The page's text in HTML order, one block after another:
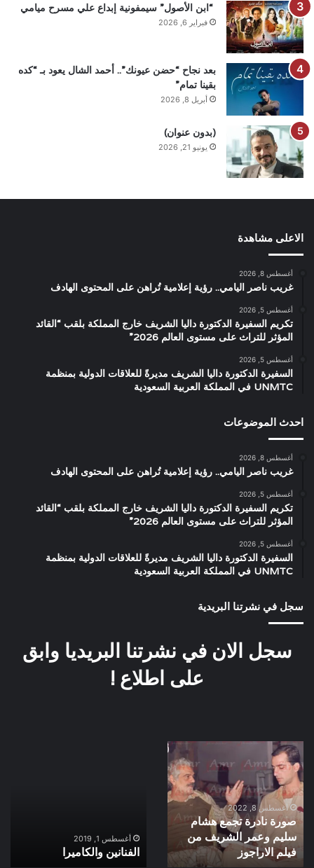
“ابن الأصول” سيمفونية إبداع علي مسرح ميامي
فبراير 6, 2026
بعد نجاح “حضن عيونك”.. أحمد الشال يعود بـ “كده
بقينا تمام”
أبريل 8, 2026
(بدون عنوان)
يونيو 21, 2026
الاعلى مشاهدة
أغسطس 8, 2026
غريب ناصر اليامي.. رؤية إعلامية تُراهن على المحتوى الهادف
أغسطس 5, 2026
تكريم السفيرة الدكتورة داليا الشريف خارج المملكة بلقب “القائد
المؤثر للتراث على مستوى العالم 2026”
أغسطس 5, 2026
السفيرة الدكتورة داليا الشريف مديرةً للعلاقات الدولية بمنظمة
UNMTC في المملكة العربية السعودية
احدث الموضوعات
أغسطس 8, 2026
غريب ناصر اليامي.. رؤية إعلامية تُراهن على المحتوى الهادف
أغسطس 5, 2026
تكريم السفيرة الدكتورة داليا الشريف خارج المملكة بلقب “القائد
المؤثر للتراث على مستوى العالم 2026”
أغسطس 5, 2026
السفيرة الدكتورة داليا الشريف مديرةً للعلاقات الدولية بمنظمة
UNMTC في المملكة العربية السعودية
سجل في نشرتنا البريدية
سجل الان في نشرتنا البريديا وابق
على اطلاع !
صورة
نادرة
تجمع
هشام
سليم
وعمر
الشريف
من
فيلم
أغسطس 8, 2022
صورة نادرة تجمع هشام
سليم وعمر الشريف من
فيلم الاراجوز
أغسطس 1, 2019
الفنانين والكاميرا